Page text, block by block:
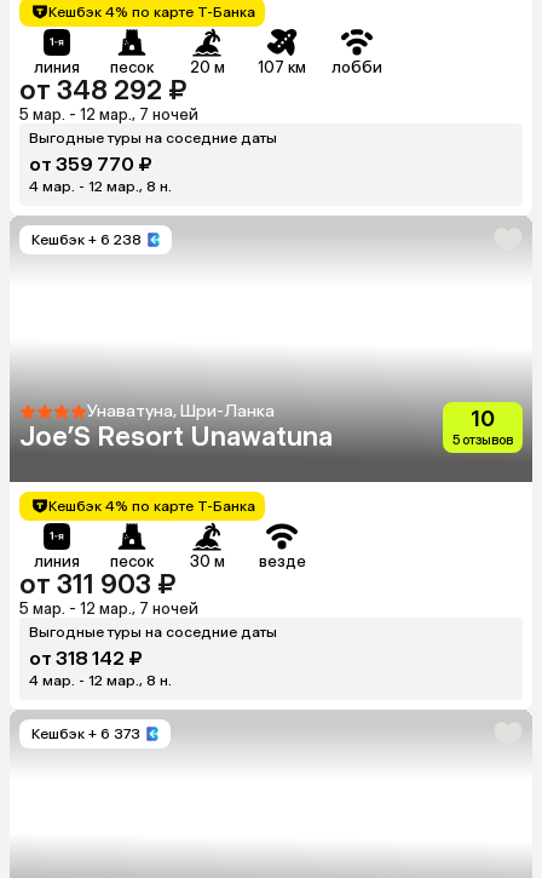
Кешбэк 4% по карте Т-Банка
линия песок 20 м 107 км лобби
от 348 292 ₽
5 мар. - 12 мар., 7 ночей
Выгодные туры на соседние даты
от 359 770 ₽
4 мар. - 12 мар., 8 н.
Кешбэк + 6 238
Унаватуна, Шри-Ланка
Joe’S Resort Unawatuna
10
5 отзывов
Кешбэк 4% по карте Т-Банка
линия песок 30 м везде
от 311 903 ₽
5 мар. - 12 мар., 7 ночей
Выгодные туры на соседние даты
от 318 142 ₽
4 мар. - 12 мар., 8 н.
Кешбэк + 6 373